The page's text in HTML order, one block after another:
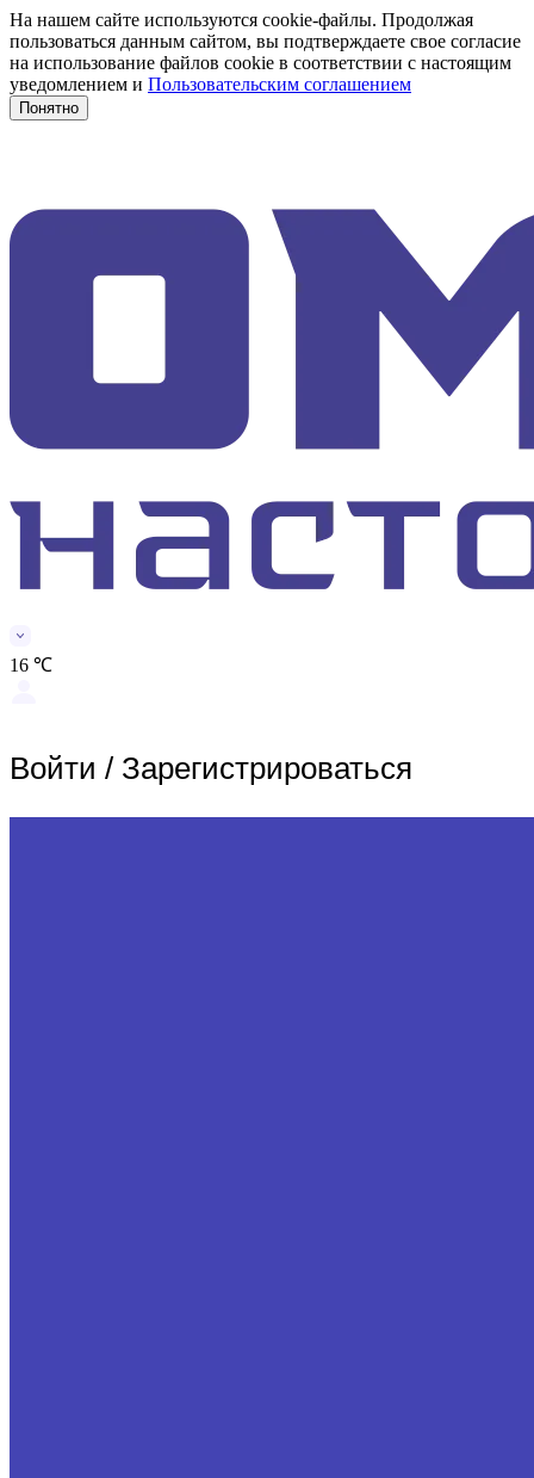
На нашем сайте используются cookie-файлы. Продолжая
пользоваться данным сайтом, вы подтверждаете свое согласие
на использование файлов cookie в соответствии с настоящим
уведомлением и Пользовательским соглашением
Понятно
16 ℃
Войти / Зарегистрироваться